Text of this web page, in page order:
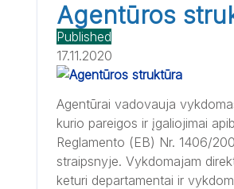
Agentūros
Published
17.11.2020
Agentūrai vadovauja
kurio pareigos ir įgaliojimai
Reglamento (EB) Nr. 1406/
straipsnyje. Vykdomajam
keturi departamentai ir